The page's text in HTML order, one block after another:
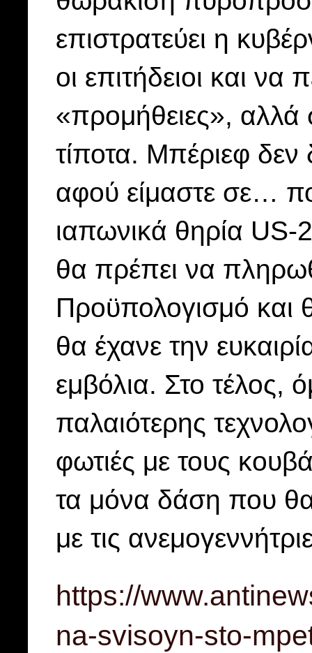
επιστρατεύει η
οι επιτήδειοι και
«προμήθειες»,
τίποτα. Μπέριεφ δεν
αφού είμαστε σε…
ιαπωνικά θηρία US-
θα πρέπει να
Προϋπολογισμό και
θα έχανε την
εμβόλια. Στο τέλος,
παλαιότερης
φωτιές με τους
τα μόνα δάση που θα
με τις
https://
na-svisoyn-sto-